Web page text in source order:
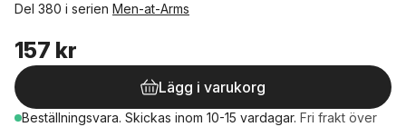
Del 380 i serien Men-at-Arms
157 kr
Lägg i varukorg
Beställningsvara. Skickas inom 10-15 vardagar. Fri frakt över